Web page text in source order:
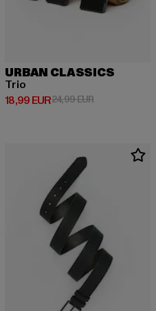
EUR
URBAN CLASSICS
Trio
18,99 EUR
Derzeitiger Preis: 18,99 EUR
24,99 EURAktionspreis: